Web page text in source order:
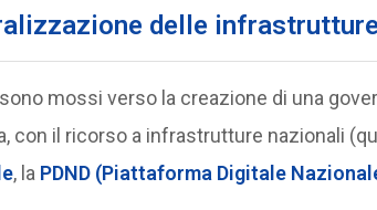
delle
mossi verso la creazione di una
con il ricorso a infrastrutture nazionali
, la PDND (Piattaforma Digitale